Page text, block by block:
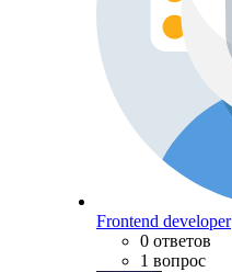
Frontend developer
0 ответов
1 вопрос